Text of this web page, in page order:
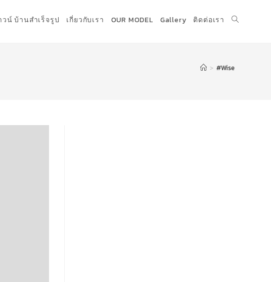
วน์ บ้านสำเร็จรูป เกี่ยวกับเรา OUR MODEL Gallery ติดต่อเรา
> #Wise